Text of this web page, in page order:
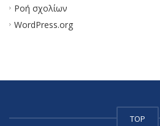
Ροή σχολίων
WordPress.org
TOP